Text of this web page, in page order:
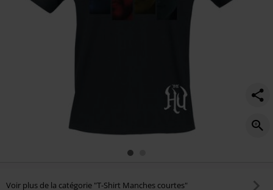
Voir plus de la catégorie "T-Shirt Manches courtes"